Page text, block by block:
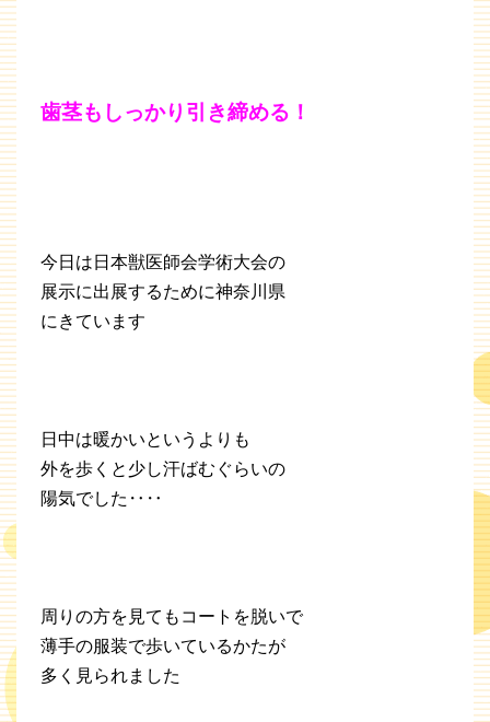
歯茎もしっかり引き締める！
今日は日本獣医師会学術大会の
展示に出展するために神奈川県
にきています
日中は暖かいというよりも
外を歩くと少し汗ばむぐらいの
陽気でした‥‥
周りの方を見てもコートを脱いで
薄手の服装で歩いているかたが
多く見られました